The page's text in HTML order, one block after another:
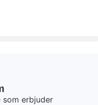
som erbjuder